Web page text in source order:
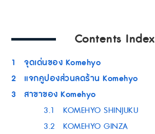
Contents Index
1
จุดเด่นของ Komehyo
2
แจกคูปองส่วนลดร้าน Komehyo
3
สาขาของ Komehyo
3.1
KOMEHYO SHINJUKU
3.2
KOMEHYO GINZA